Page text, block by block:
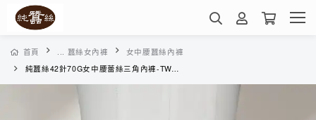
首頁 ... 蠶絲女內褲
女中腰蠶絲內褲
純蠶絲42針70G女中腰蕾絲三角內褲-TWA1A1026J(銀灰)